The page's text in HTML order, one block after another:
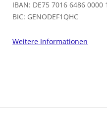
IBAN: DE75 7016 6486 0000
BIC: GENODEF1QHC
Weitere Informationen